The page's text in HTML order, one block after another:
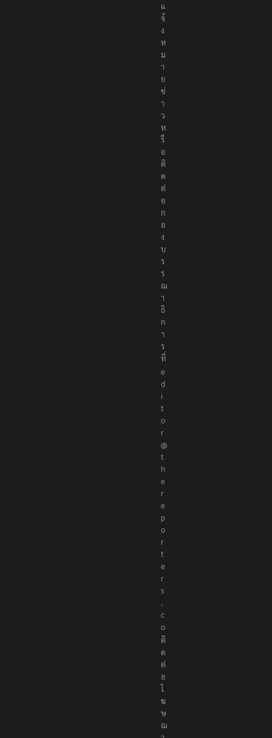
แ
จ้
ง
ห
ม
า
ย
ข่
า
ว
ห
รื
อ
ติ
ด
ต่
อ
ก
อ
ง
บ
ร
ร
ณ
า
ธิ
ก
า
ร
ที่
e
d
i
t
o
r
@
t
h
e
r
e
p
o
r
t
e
r
s
.
c
o
ติ
ด
ต่
อ
โ
ฆ
ษ
ณ